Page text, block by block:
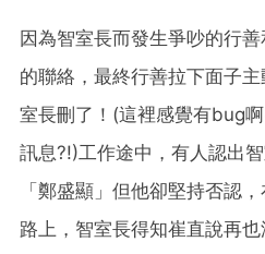
因為智室長而發生爭吵的行
的聯絡，最終行善拉下面子
室長刪了！(這裡感覺有bug
訊息?!)工作途中，有人認出
「鄭盛顯」但他卻堅持否認
路上，智室長得知崔直說再